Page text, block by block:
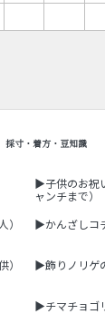
採寸・着方・豆知識
▶子供のお祝
ャンチまで）
▶かんざしコ
▶飾りノリゲ
▶チマチョゴ